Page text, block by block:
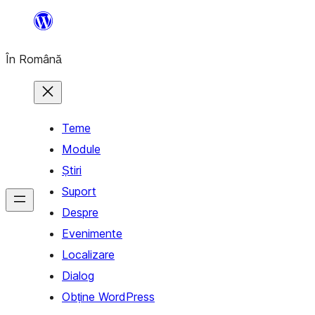
conținut
În Română
Teme
Module
Știri
Suport
Despre
Evenimente
Localizare
Dialog
Obține WordPress